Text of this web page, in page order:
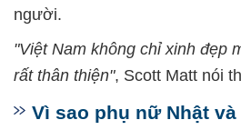
người.
"Việt Nam không chỉ xinh đẹp
rất thân thiện", Scott Matt nói
Vì sao phụ nữ Nhật